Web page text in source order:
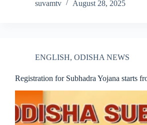
suvamtv
August 28, 2025
ENGLISH, ODISHA NEWS
Registration for Subhadra Yojana starts